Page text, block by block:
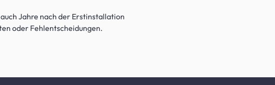
Jahre nach der Erstinstallation
oder Fehlentscheidungen.